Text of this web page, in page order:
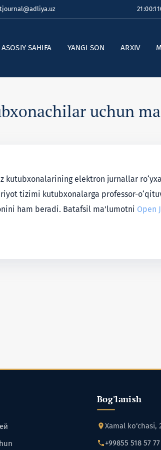
21:00:11
ASOSIY SAHIFA YANGI SON ARXIV
uchun
kutubxonalarining elektron jurnallar
tizimi kutubxonalarga professor-
ham beradi. Batafsil ma’lumotni Open
Bog'lanish
Xamal ko‘chasi,
+99855 518 57